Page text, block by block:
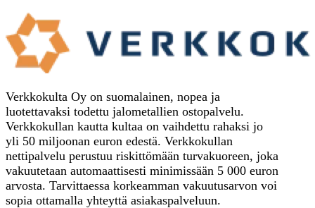
Verkkokulta Oy on suomalainen, nopea ja
luotettavaksi todettu jalometallien ostopalvelu.
Verkkokullan kautta kultaa on vaihdettu rahaksi jo
yli 50 miljoonan euron edestä. Verkkokullan
nettipalvelu perustuu riskittömään turvakuoreen, joka
vakuutetaan automaattisesti minimissään 5 000 euron
arvosta. Tarvittaessa korkeamman vakuutusarvon voi
sopia ottamalla yhteyttä asiakaspalveluun.